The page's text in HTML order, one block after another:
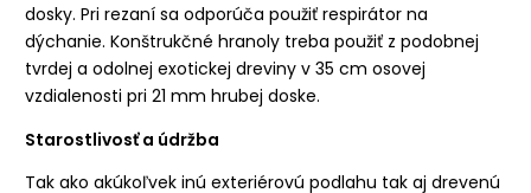
dosky. Pri rezaní sa odporúča použiť respirátor na
dýchanie. Konštrukčné hranoly treba použiť z podobnej
tvrdej a odolnej exotickej dreviny v 35 cm osovej
vzdialenosti pri 21 mm hrubej doske.
Starostlivosť a údržba
Tak ako akúkoľvek inú exteriérovú podlahu tak aj drevenú